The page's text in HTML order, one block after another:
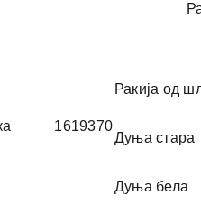
1619370
Ракија од
Дуња стара
Дуња бела